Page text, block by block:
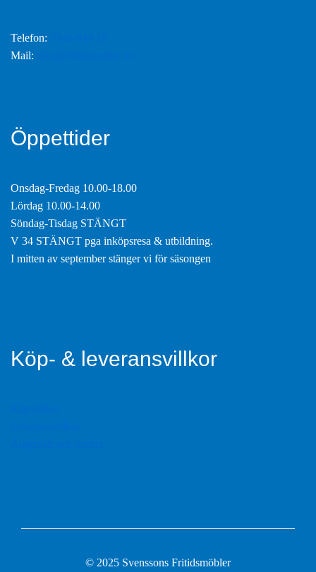
Telefon:
Mail:
Öppettider
Onsdag-Fredag 10.00-18.00
Lördag 10.00-14.00
Söndag-Tisdag STÄNGT
V 34 STÄNGT pga inköpsresa & utbildning.
I mitten av september stänger vi för säsongen
Köp- & leveransvillkor
© 2025 Svenssons Fritidsmöbler